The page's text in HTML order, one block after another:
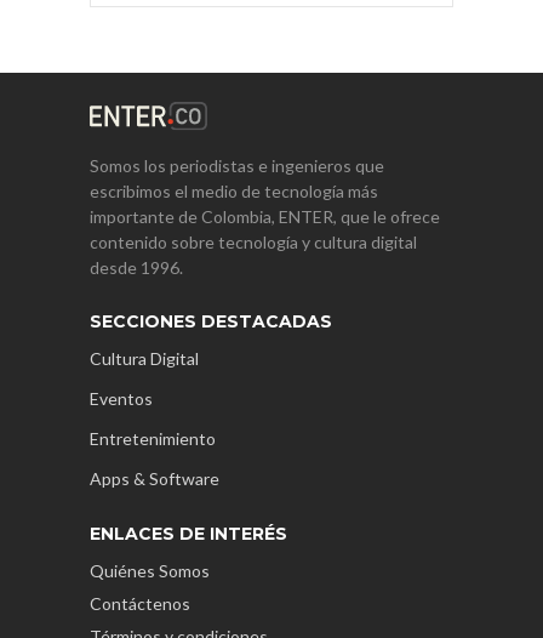
Somos los periodistas e ingenieros que
escribimos el medio de tecnología más
importante de Colombia, ENTER, que le ofrece
contenido sobre tecnología y cultura digital
desde 1996.
SECCIONES DESTACADAS
Cultura Digital
Eventos
Entretenimiento
Apps & Software
ENLACES DE INTERÉS
Quiénes Somos
Contáctenos